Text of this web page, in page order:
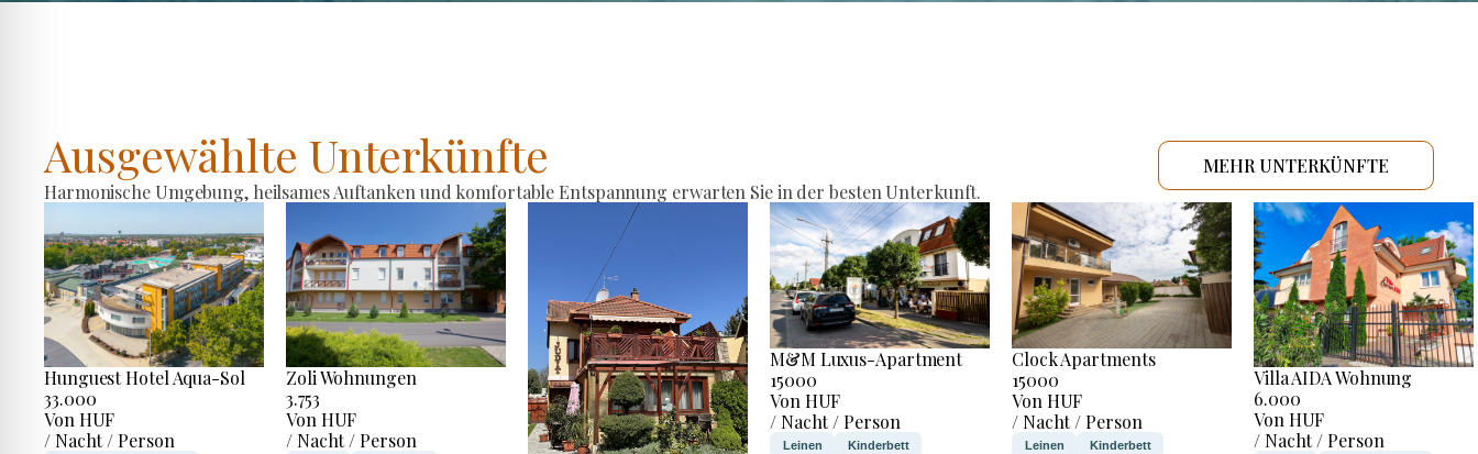
Ausgewählte Unterkünfte
Harmonische Umgebung, heilsames Auftanken und komfortable Entspannung erwarten Sie in der besten Unterkunft.
MEHR UNTERKÜNFTE
Hunguest Hotel Aqua-Sol
33.000
Von HUF
/ Nacht / Person
Zoli Wohnungen
3.753
Von HUF
/ Nacht / Person
M&M Luxus-Apartment
15000
Von HUF
/ Nacht / Person
Leinen Kinderbett
Clock Apartments
15000
Von HUF
/ Nacht / Person
Leinen Kinderbett
Villa AIDA Wohnung
6.000
Von HUF
/ Nacht / Person